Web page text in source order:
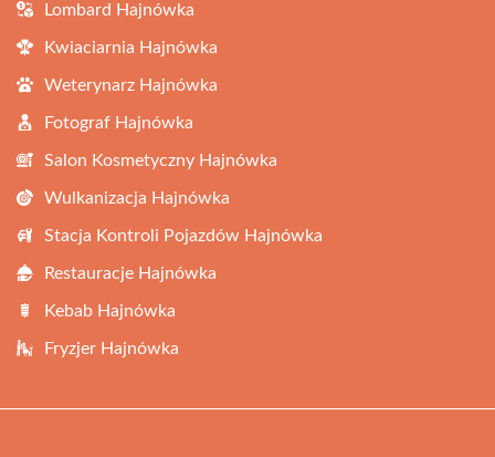
Lombard Hajnówka
Kwiaciarnia Hajnówka
Weterynarz Hajnówka
Fotograf Hajnówka
Salon Kosmetyczny Hajnówka
Wulkanizacja Hajnówka
Stacja Kontroli Pojazdów Hajnówka
Restauracje Hajnówka
Kebab Hajnówka
Fryzjer Hajnówka